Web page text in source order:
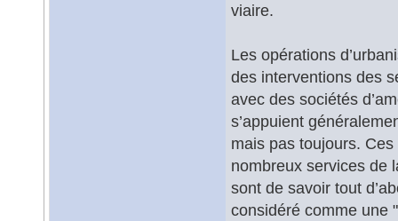
viaire.
Les opérations
des interventions des
avec des sociétés
s’appuient
mais pas toujours.
nombreux services de
sont de savoir tout
considéré comme une